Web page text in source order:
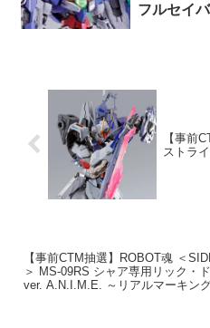
フルセイ
【事前
ストラ
【事前CTM抽選】ROBOT魂 ＜
＞ MS-09RS シャア専用リック・
ver. A.N.I.M.E. ～リアルマーキン